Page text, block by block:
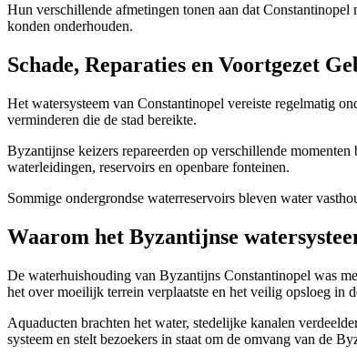
Hun verschillende afmetingen tonen aan dat
konden onderhouden.
Schade, Reparaties en Voortgezet
Het watersysteem van Constantinopel vereiste regelmatig
verminderen die de stad bereikte.
Byzantijnse keizers repareerden op verschillende
waterleidingen, reservoirs en openbare fonteinen.
Sommige ondergrondse waterreservoirs bleven water
Waarom het Byzantijnse
De waterhuishouding van Byzantijns Constantinopel was
het over moeilijk terrein verplaatste en het veilig opsloeg in
Aquaducten brachten het water, stedelijke kanalen
systeem en stelt bezoekers in staat om de omvang van de